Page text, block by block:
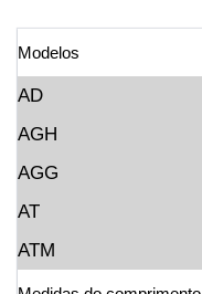
Modelos
AD
AGH
AGG
AT
ATM